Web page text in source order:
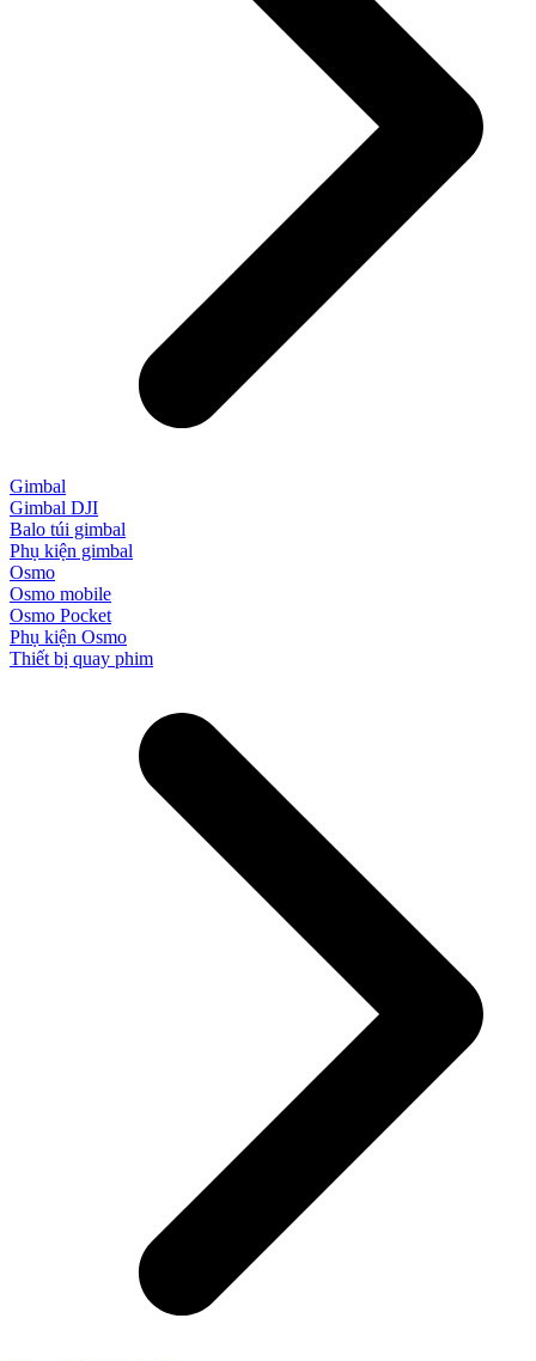
Gimbal
Gimbal DJI
Balo túi gimbal
Phụ kiện gimbal
Osmo
Osmo mobile
Osmo Pocket
Phụ kiện Osmo
Thiết bị quay phim